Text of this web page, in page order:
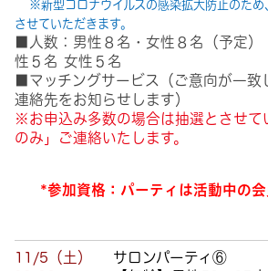
※新型コロナウイルスの感染拡大防止のた
させていただきます。
■人数：男性８名・女性８名（予定
性５名 女性５名
■マッチングサービス（ご意向が一致
連絡先をお知らせします）
※お申込み多数の場合は抽選とさせて
のみ」ご連絡いたします。
*参加資格：パーティは活動中の
11/5（土）
サロンパーティ⑥